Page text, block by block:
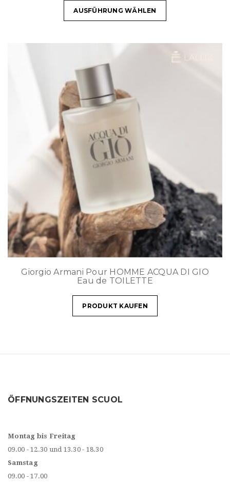
AUSFÜHRUNG WÄHLEN
Giorgio Armani Pour HOMME ACQUA DI GIO
Eau de TOILETTE
PRODUKT KAUFEN
ÖFFNUNGSZEITEN SCUOL
Montag bis Freitag
09.00 - 12.30 und 13.30 - 18.30
Samstag
09.00 - 17.00